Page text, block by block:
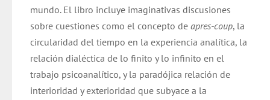
mundo. El libro incluye imaginativas discusiones
sobre cuestiones como el concepto de apres-coup, la
circularidad del tiempo en la experiencia analítica, la
relación dialéctica de lo finito y lo infinito en el
trabajo psicoanalítico, y la paradójica relación de
interioridad y exterioridad que subyace a la